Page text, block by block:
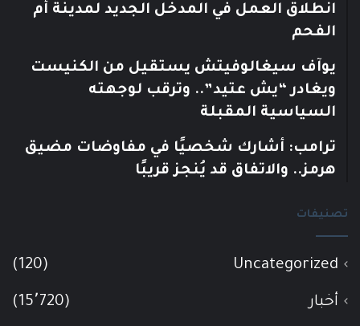
انطلاق العمل في المدخل الجديد لمدينة أم
الفحم
يوآف سيغالوفيتش يستقيل من الكنيست
ويغادر “يش عتيد”.. وترقب لوجهته
السياسية المقبلة
ترامب: أشارك شخصيًا في مفاوضات مضيق
هرمز.. والاتفاق قد يُنجز قريبًا
تصنيفات
Uncategorized
(120)
أخبار (15٬720)